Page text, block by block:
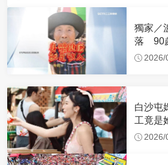
獨家／
落 90
幕2026/
白沙屯
工竟是
禮生2026/